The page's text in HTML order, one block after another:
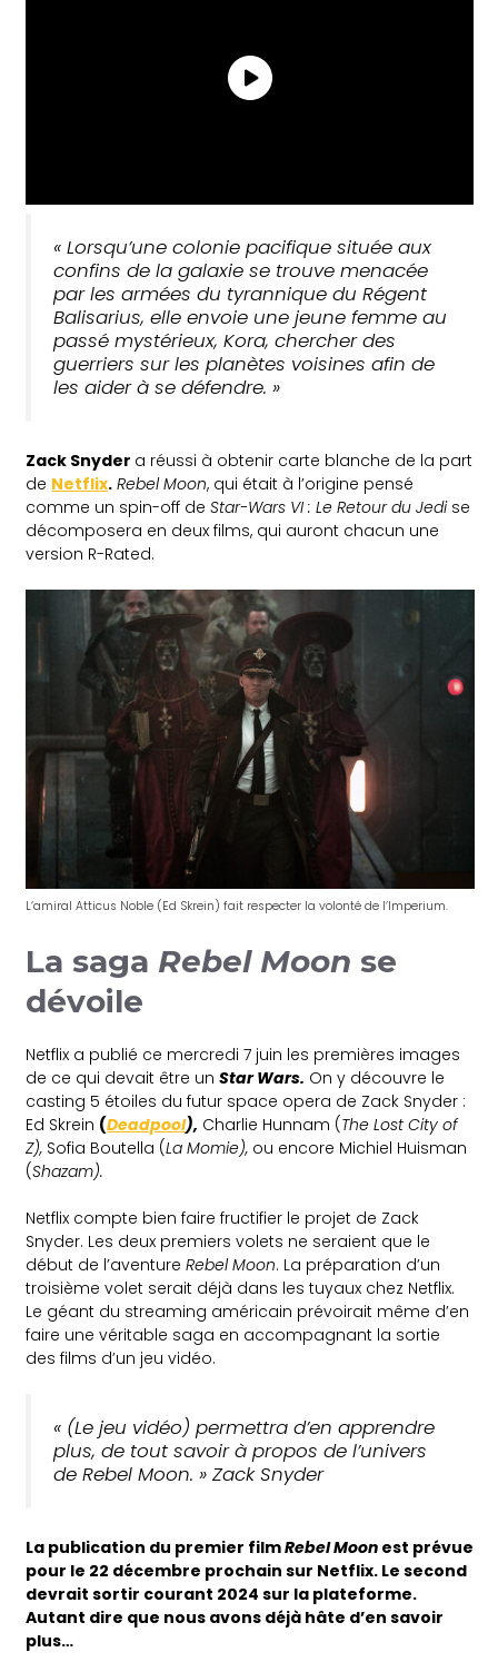
« Lorsqu’une colonie pacifique située aux
confins de la galaxie se trouve menacée
par les armées du tyrannique du Régent
Balisarius, elle envoie une jeune femme au
passé mystérieux, Kora, chercher des
guerriers sur les planètes voisines afin de
les aider à se défendre. »
Zack Snyder a réussi à obtenir carte blanche de la part
de Netflix. Rebel Moon, qui était à l’origine pensé
comme un spin-off deStar-Wars VI : Le Retour du Jedi se
décomposera en deux films, qui auront chacun une
version R-Rated.
L’amiral Atticus Noble (Ed Skrein) fait respecter la volonté de l’Imperium.
La saga Rebel Moon se
dévoile
Netflix a publié ce mercredi 7 juin les premières images
de ce qui devait être unStar Wars. On y découvre le
casting 5 étoiles du futur space opera de Zack Snyder :
Ed Skrein (Deadpool), Charlie Hunnam (The Lost City of
Z), Sofia Boutella (La Momie), ou encore Michiel Huisman
(Shazam).
Netflix compte bien faire fructifier le projet de Zack
Snyder. Les deux premiers volets ne seraient que le
début de l’aventureRebel Moon. La préparation d’un
troisième volet serait déjà dans les tuyaux chez Netflix.
Le géant du streaming américain prévoirait même d’en
faire une véritable saga en accompagnant la sortie
des films d’un jeu vidéo.
« (Le jeu vidéo) permettra d’en apprendre
plus, de tout savoir à propos de l’univers
de Rebel Moon. » Zack Snyder
La publication du premier filmRebel Moon est prévue
pour le 22 décembre prochain sur Netflix. Le second
devrait sortir courant 2024 sur la plateforme.
Autant dire que nous avons déjà hâte d’en savoir
plus…